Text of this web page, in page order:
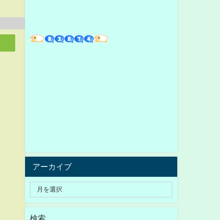
アーカイブ
検索